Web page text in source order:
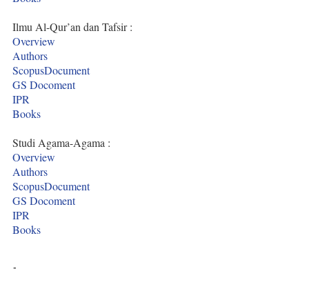
Ilmu Al-Qur’an dan Tafsir :
Overview
Authors
ScopusDocument
GS Docoment
IPR
Books
Studi Agama-Agama :
Overview
Authors
ScopusDocument
GS Docoment
IPR
Books
-